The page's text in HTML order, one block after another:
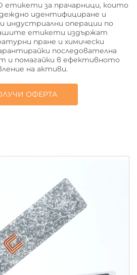
етикети за прачарници, които
идентифициране и
индустриални операции по
етикети издържат
пране и химически
последователна
и помагайки в ефективното
на активи.
ОФЕРТА